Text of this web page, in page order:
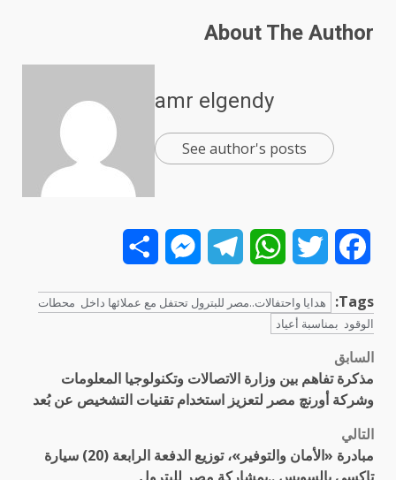
About The Author
amr elgendy
See author's posts
Facebook
Twitter
WhatsApp
Telegram
Messenger
Tags:
هدايا واحتفالات..مصر للبترول تحتفل مع عملائها داخل محطات
الوقود بمناسبة أعياد
تصفّح
المقالات
السابق
مذكرة تفاهم بين وزارة الاتصالات وتكنولوجيا المعلومات
وشركة أورنچ مصر لتعزيز استخدام تقنيات التشخيص عن بُعد
التالي
مبادرة «الأمان والتوفير»، توزيع الدفعة الرابعة (20) سيارة